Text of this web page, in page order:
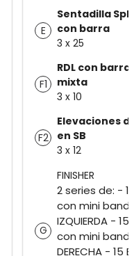
E
Sentadilla
con barra
3 x 25
F1
RDL con
mixta
3 x 10
F2
Elevaciones
en SB
3 x 12
FINISHER
G
2 series de: -
con mini band
IZQUIERDA -
con mini band
DERECHA - 15